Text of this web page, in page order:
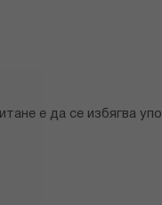
е да се избягва